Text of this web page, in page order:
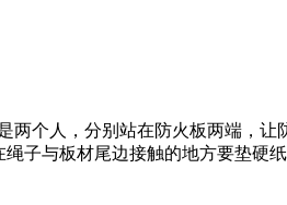
，分别站在防火板两端，让防火
子与板材尾边接触的地方要垫硬纸